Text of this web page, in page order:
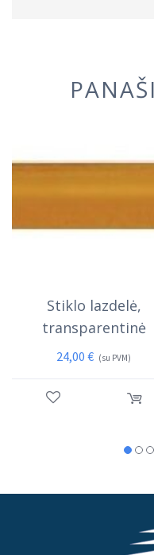
Stiklo lazdelė,
transparentinė
24,00€ (su PVM)